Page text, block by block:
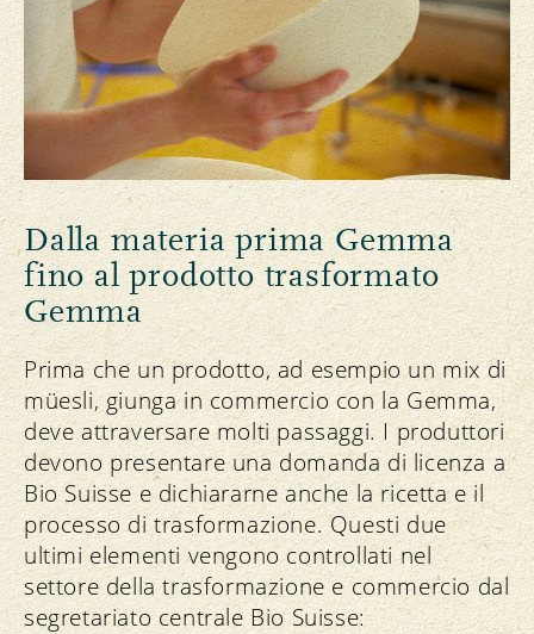
Dalla materia prima Gemma
fino al prodotto trasformato
Gemma
Prima che un prodotto, ad esempio un mix di
müesli, giunga in commercio con la Gemma,
deve attraversare molti passaggi. I produttori
devono presentare una domanda di licenza a
Bio Suisse e dichiararne anche la ricetta e il
processo di trasformazione. Questi due
ultimi elementi vengono controllati nel
settore della trasformazione e commercio dal
segretariato centrale Bio Suisse: